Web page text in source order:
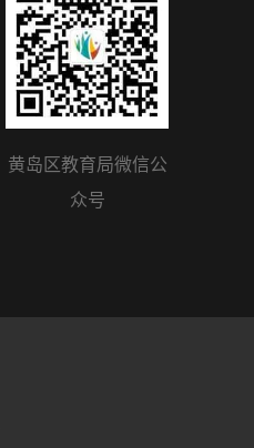
黄岛区教育局微信公
众号